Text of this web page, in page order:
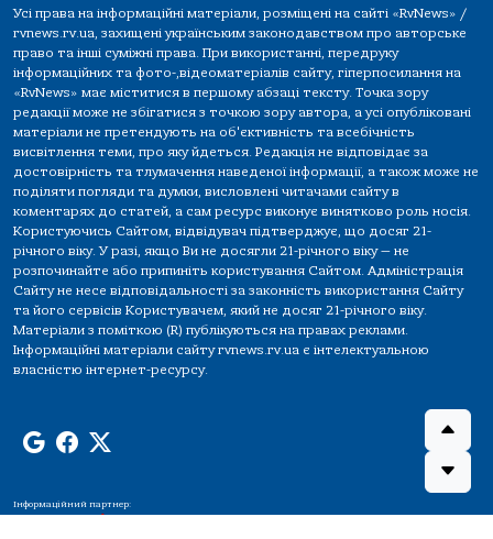
Усі права на інформаційні матеріали, розміщені на сайті «RvNews» /
rvnews.rv.ua, захищені українським законодавством про авторське
право та інші суміжні права. При використанні, передруку
інформаційних та фото-,відеоматеріалів сайту, гіперпосилання на
«RvNews» має міститися в першому абзаці тексту. Точка зору
редакції може не збігатися з точкою зору автора, а усі опубліковані
матеріали не претендують на об'єктивність та всебічність
висвітлення теми, про яку йдеться. Редакція не відповідає за
достовірність та тлумачення наведеної інформації, а також може не
поділяти погляди та думки, висловлені читачами сайту в
коментарях до статей, а сам ресурс виконує винятково роль носія.
Користуючись Сайтом, відвідувач підтверджує, що досяг 21-
річного віку. У разі, якщо Ви не досягли 21-річного віку — не
розпочинайте або припиніть користування Сайтом. Адміністрація
Сайту не несе відповідальності за законність використання Сайту
та його сервісів Користувачем, який не досяг 21-річного віку.
Матеріали з поміткою (R) публікуються на правах реклами.
Інформаційні матеріали сайту rvnews.rv.ua є інтелектуальною
власністю інтернет-ресурсу.
Інформаційний партнер: